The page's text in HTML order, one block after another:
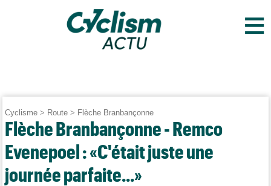
≡
Cyclisme > Route > Flèche Branbançonne
Flèche Branbançonne - Remco
Evenepoel : «C'était juste une
journée parfaite...»